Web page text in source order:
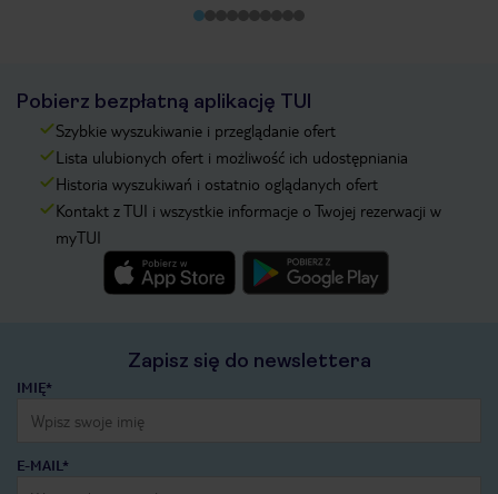
Pobierz bezpłatną aplikację TUI
Szybkie wyszukiwanie i przeglądanie ofert
Lista ulubionych ofert i możliwość ich udostępniania
Historia wyszukiwań i ostatnio oglądanych ofert
Kontakt z TUI i wszystkie informacje o Twojej rezerwacji w
myTUI
Zapisz się do newslettera
IMIĘ*
E-MAIL*